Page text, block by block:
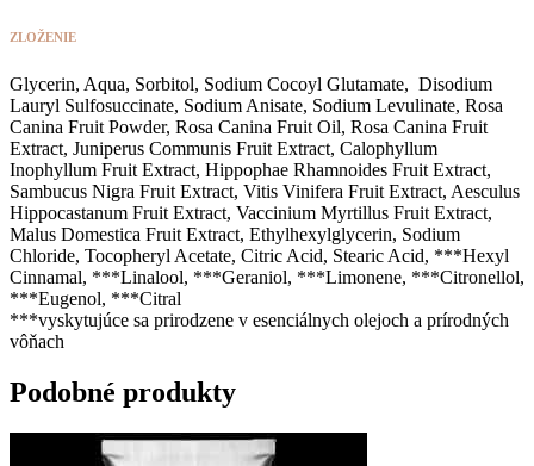
ZLOŽENIE
Glycerin, Aqua, Sorbitol, Sodium Cocoyl Glutamate, Disodium
Lauryl Sulfosuccinate, Sodium Anisate, Sodium Levulinate, Rosa
Canina Fruit Powder, Rosa Canina Fruit Oil, Rosa Canina Fruit
Extract, Juniperus Communis Fruit Extract, Calophyllum
Inophyllum Fruit Extract, Hippophae Rhamnoides Fruit Extract,
Sambucus Nigra Fruit Extract, Vitis Vinifera Fruit Extract, Aesculus
Hippocastanum Fruit Extract, Vaccinium Myrtillus Fruit Extract,
Malus Domestica Fruit Extract, Ethylhexylglycerin, Sodium
Chloride, Tocopheryl Acetate, Citric Acid, Stearic Acid, ***Hexyl
Cinnamal, ***Linalool, ***Geraniol, ***Limonene, ***Citronellol,
***Eugenol, ***Citral
***vyskytujúce sa prirodzene v esenciálnych olejoch a prírodných
vôňach
Podobné produkty